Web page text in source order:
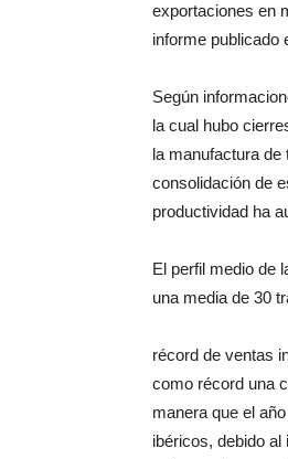
exportaciones en
informe publicado
Según
la cual hubo
la manufactura
consolidación de
productividad ha
El perfil medio de
una media de 30
récord de ventas
como récord una
manera que el
ibéricos, debido